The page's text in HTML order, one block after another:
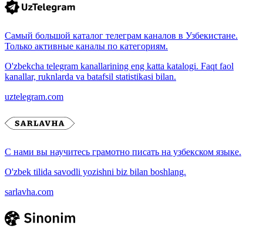
Самый большой каталог телеграм каналов в Узбекистане.
Только активные каналы по категориям.
O'zbekcha telegram kanallarining eng katta katalogi. Faqt faol
kanallar, ruknlarda va batafsil statistikasi bilan.
uztelegram.com
С нами вы научитесь грамотно писать на узбекском языке.
O'zbek tilida savodli yozishni biz bilan boshlang.
sarlavha.com